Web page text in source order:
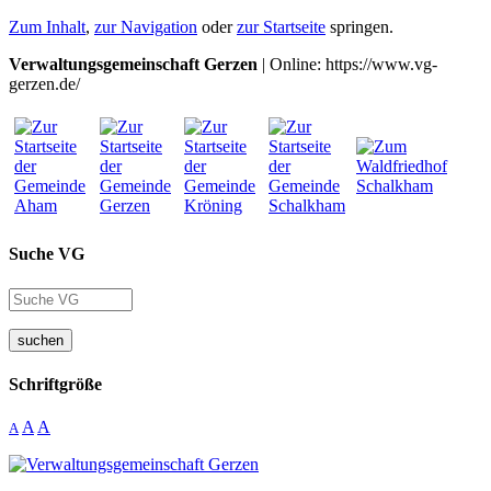
Zum Inhalt, zur Navigation oderzur Startseite springen.
Verwaltungsgemeinschaft Gerzen | Online: https://www.vg-
gerzen.de/
Suche VG
suchen
Schriftgröße
A A A